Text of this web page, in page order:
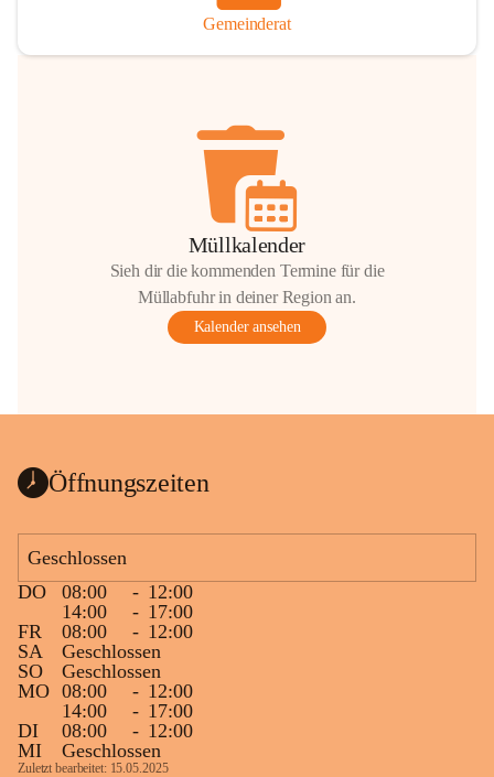
Gemeinderat
Müllkalender
Sieh dir die kommenden Termine für die
Müllabfuhr in deiner Region an.
Kalender ansehen
Öffnungszeiten
Geschlossen
DO
08:00 - 12:00
14:00
- 17:00
FR
08:00 - 12:00
SA
Geschlossen
SO
Geschlossen
MO 08:00 - 12:00
14:00
- 17:00
DI
08:00 - 12:00
MI
Geschlossen
Zuletzt bearbeitet: 15.05.2025